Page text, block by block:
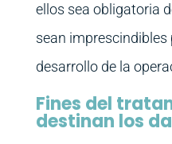
ellos sea obligatoria
sean imprescindibles
desarrollo de la
Fines del
destinan los